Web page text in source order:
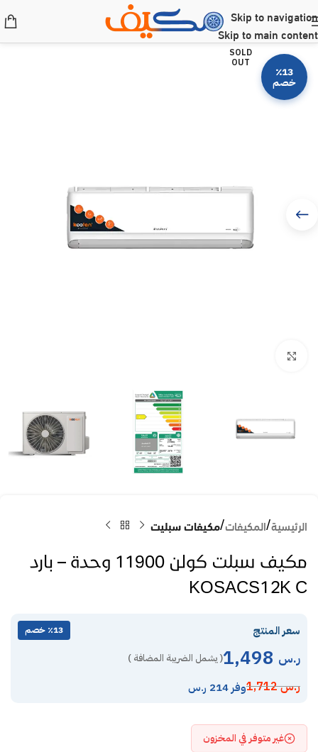
Skip to navigation
Skip to main content
SOLD
OUT
٪13
خصم
الرئيسية المكيفات مكيفات سبليت
مكيف سبلت كولن 11900 وحدة – بارد
KOSACS12K C
سعر المنتج ٪13 خصم
ر.س ( يشمل الضريبة المضافة )
ر.س1,712 وفر 214 ر.س
غير متوفر في المخزون